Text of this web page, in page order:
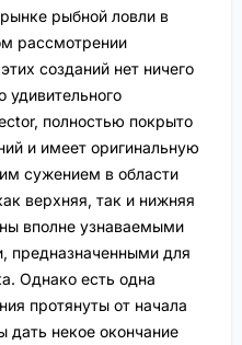
рыбной ловли в
рассмотрении
созданий нет ничего
удивительного
полностью покрыто
и имеет оригинальную
сужением в области
верхняя, так и нижняя
вполне узнаваемыми
предназначенными для
Однако есть одна
протянуты от начала
дать некое окончание